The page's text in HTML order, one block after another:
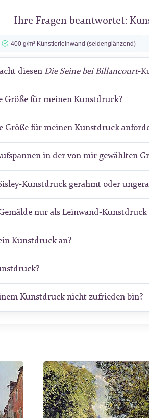
Ihre Fragen beantwortet:
400 g/m² Künstlerleinwand (seidenglänzend)
diesen Die Seine bei Billancourt-
Größe für meinen Kunstdruck?
Größe für meinen Kunstdruck
in der von mir gewählten
Kunstdruck gerahmt oder
nur als Leinwand-Kunstdruck
Kunstdruck an?
Kunstdruck nicht zufrieden bin?